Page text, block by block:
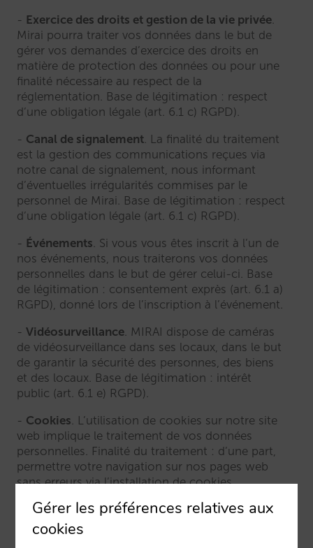
Exercice des droits et gestion de la vie privée.
Mirai pourra traiter vos données dans le but de
gérer vos demandes d’exercice des droits en
matière de protection des données ou pour une
finalité nécessaire au respect de la
réglementation. Base de légitimation : respect
d’une obligation légale (art. 6.1 c) RGPD).
Canal de signalement. La finalité du traitement
est la gestion des communications reçues via
notre canal de signalement, nous informant
d’éventuelles irrégularités commises par le
personnel de Mirai. Base de légitimation : respect
d’une obligation légale (art. 6.1 c) RGPD).
Événements . Si vous vous êtes inscrit à l’un de
nos événements, nous traiterons vos données
personnelles dans le but de gérer celui-ci. Base
de légitimation : consentement exprès (art. 6.1 a)
RGPD), donné lors de l’inscription à l’événement.
Vidéosurveillance. MIRAI dispose de caméras
de vidéosurveillance dans ses locaux, dans le but
de garantir la sécurité des personnes, des biens
et des locaux. Base de légitimation : intérêt
public (art. 6.1 e) RGPD).
Cookies . L’utilisation de cookies sur notre site
web implique le traitement de vos données
personnelles. Finalité du traitement : d’une part,
permettre votre navigation sur nos pages web
sans erreurs via l’installation de cookies
améliorer les fonctionnalités du site à travers les
informations recueillies par les cookies
Gérer les préférences relatives aux
cookies